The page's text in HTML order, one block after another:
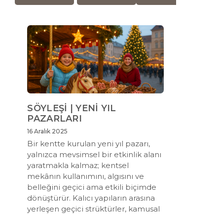
SÖYLEŞİ | YENİ YIL
PAZARLARI
16 Aralık 2025
Bir kentte kurulan yeni yıl pazarı,
yalnızca mevsimsel bir etkinlik alanı
yaratmakla kalmaz; kentsel
mekânın kullanımını, algısını ve
belleğini geçici ama etkili biçimde
dönüştürür. Kalıcı yapıların arasına
yerleşen geçici strüktürler, kamusal